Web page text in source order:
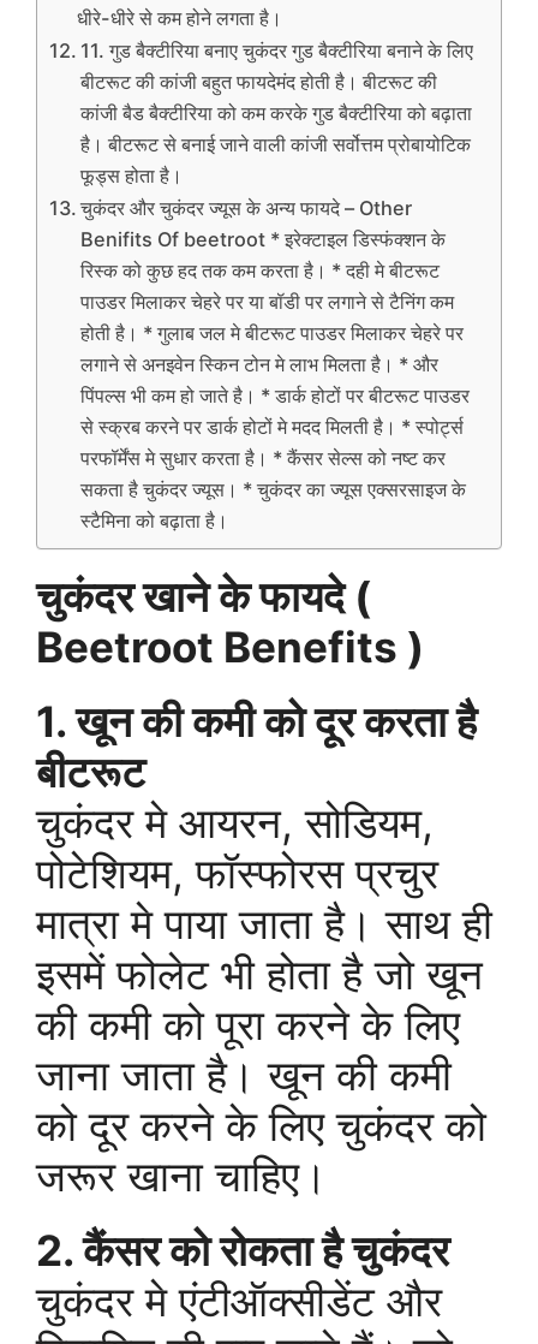
धीरे-धीरे से कम होने लगता है।
11. गुड बैक्टीरिया बनाए चुकंदर गुड बैक्टीरिया बनाने के लिए
बीटरूट की कांजी बहुत फायदेमंद होती है। बीटरूट की
कांजी बैड बैक्टीरिया को कम करके गुड बैक्टीरिया को बढ़ाता
है। बीटरूट से बनाई जाने वाली कांजी सर्वोत्तम प्रोबायोटिक
फूड्स होता है।
चुकंदर और चुकंदर ज्यूस के अन्य फायदे – Other
Benifits Of beetroot * इरेक्टाइल डिस्फंक्शन के
रिस्क को कुछ हद तक कम करता है। * दही मे बीटरूट
पाउडर मिलाकर चेहरे पर या बॉडी पर लगाने से टैनिंग कम
होती है। * गुलाब जल मे बीटरूट पाउडर मिलाकर चेहरे पर
लगाने से अनइवेन स्किन टोन मे लाभ मिलता है। * और
पिंपल्स भी कम हो जाते है। * डार्क होटों पर बीटरूट पाउडर
से स्क्रब करने पर डार्क होटों मे मदद मिलती है। * स्पोर्ट्स
परफॉर्मेंस मे सुधार करता है। * कैंसर सेल्स को नष्ट कर
सकता है चुकंदर ज्यूस। * चुकंदर का ज्यूस एक्सरसाइज के
स्टैमिना को बढ़ाता है।
चुकंदर खाने के फायदे (
Beetroot Benefits )
1. खून की कमी को दूर करता है
बीटरूट
चुकंदर मे आयरन, सोडियम,
पोटेशियम, फॉस्फोरस प्रचुर
मात्रा मे पाया जाता है। साथ ही
इसमें फोलेट भी होता है जो खून
की कमी को पूरा करने के लिए
जाना जाता है। खून की कमी
को दूर करने के लिए चुकंदर को
जरूर खाना चाहिए।
2. कैंसर को रोकता है चुकंदर
चुकंदर मे एंटीऑक्सीडेंट और